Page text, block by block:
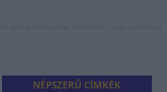
NÉPSZERŰ CÍMKÉK